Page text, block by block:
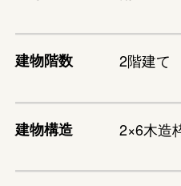
建物階数 2階建て
建物構造 2×6木造